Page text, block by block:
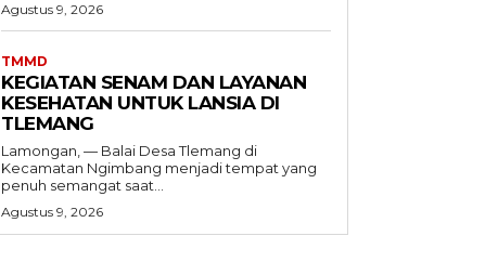
Agustus 9, 2026
TMMD
KEGIATAN SENAM DAN LAYANAN
KESEHATAN UNTUK LANSIA DI
TLEMANG
Lamongan, — Balai Desa Tlemang di
Kecamatan Ngimbang menjadi tempat yang
penuh semangat saat...
Agustus 9, 2026